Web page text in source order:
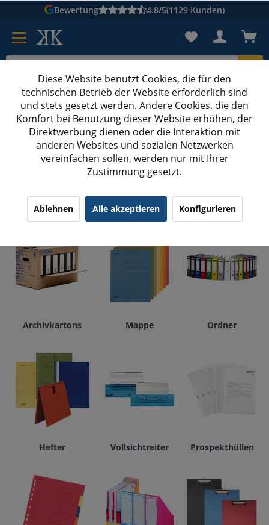
Bewertung 4.8/5(1129 Kunden)
Karton suchen
Kartons bedruckenKartons nach Maß
Bürobedarf
Bürobedarf
Archivkartons Mappe Ordner
Hefter Vollsichtreiter Prospekthüllen
Diese Website benutzt Cookies, die für den
technischen Betrieb der Website erforderlich sind
und stets gesetzt werden. Andere Cookies, die den
Komfort bei Benutzung dieser Website erhöhen, der
Direktwerbung dienen oder die Interaktion mit
anderen Websites und sozialen Netzwerken
vereinfachen sollen, werden nur mit Ihrer
Zustimmung gesetzt.
Ablehnen Alle akzeptieren Konfigurieren